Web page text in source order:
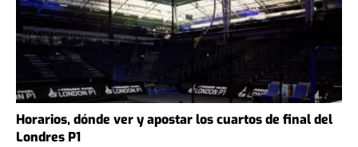
Horarios, dónde ver y apostar los cuartos de final del
Londres P1